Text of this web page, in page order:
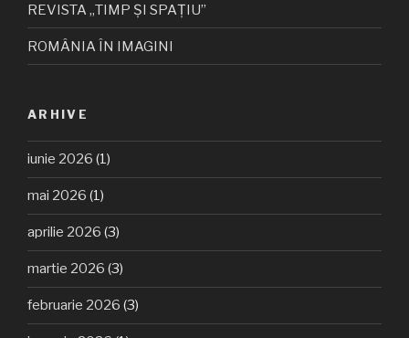
REVISTA „TIMP ȘI SPAȚIU”
ROMÂNIA ÎN IMAGINI
ARHIVE
iunie 2026 (1)
mai 2026 (1)
aprilie 2026 (3)
martie 2026 (3)
februarie 2026 (3)